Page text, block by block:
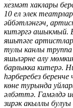
хезмәт хаклары
10 ел элек
әйбәтләнгәч,
китәргә ашыкмый.
яшьтәге
тулы канлы труппа
яшьләрне алу
барлыкка китерә.
һәрберебез
көне турында
әлбәттә. Гамәлдә
зирәк акыллы булуы